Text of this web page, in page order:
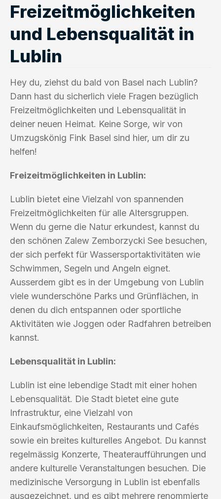
Freizeitmöglichkeiten
und Lebensqualität in
Lublin
Hey du, ziehst du bald von Basel nach Lublin?
Dann hast du sicherlich viele Fragen bezüglich
Freizeitmöglichkeiten und Lebensqualität in
deiner neuen Heimat. Keine Sorge, wir von
Umzugskönig Fink Basel sind hier, um dir zu
helfen!
Freizeitmöglichkeiten in Lublin:
Lublin bietet eine Vielzahl von spannenden
Freizeitmöglichkeiten für alle Altersgruppen.
Wenn du gerne die Natur erkundest, kannst du
den schönen Zalew Zemborzycki See besuchen,
der sich perfekt für Wassersportaktivitäten wie
Schwimmen, Segeln und Angeln eignet.
Ausserdem gibt es in der Umgebung von Lublin
viele wunderschöne Parks und Grünflächen, in
denen du dich entspannen oder sportliche
Aktivitäten wie Joggen oder Radfahren betreiben
kannst.
Lebensqualität in Lublin:
Lublin ist eine lebendige Stadt mit einer hohen
Lebensqualität. Die Stadt bietet eine gute
Infrastruktur, eine Vielzahl von
Einkaufsmöglichkeiten, Restaurants und Cafés
sowie ein breites kulturelles Angebot. Du kannst
regelmässig Konzerte, Theateraufführungen und
andere kulturelle Veranstaltungen besuchen. Die
medizinische Versorgung in Lublin ist ebenfalls
ausgezeichnet, und es gibt mehrere renommierte